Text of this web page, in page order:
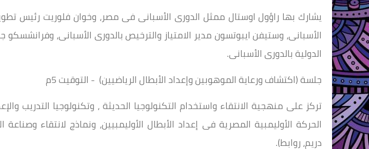
يشارك بها راؤول اوستال ممثل الدورى الأسبانى فى مصر، وخوان فلوريت رئيس
الأسبانى، وستيفن ايبوتسون مدير الامتياز والترخيص بالدورى الأسبانى،
الدولية بالدورى الأسبانى.
جلسة (اكتشاف ورعاية الموهوبين وإعداد الأبطال الرياضيين) - التوقيت 5م
تركز على منهجية الانتقاء واستخدام التكنولوجيا الحديثة ، وتكنولوجيا التدريب
الحركة الأوليمبية المصرية فى إعداد الأبطال الأوليمبيين، ونماذج لانتقاء وصناعة
دريم، روابط).